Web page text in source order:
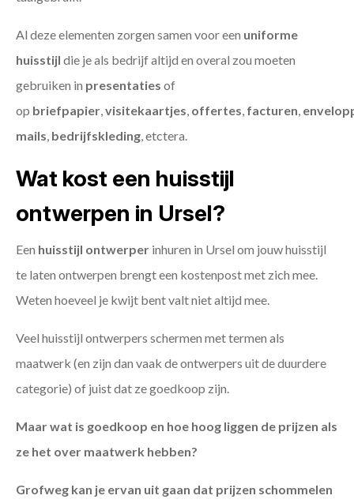
Al deze elementen zorgen samen voor een uniforme
huisstijl die je als bedrijf altijd en overal zou moeten
gebruiken in presentaties of
op briefpapier,visitekaartjes, offertes, facturen,
mails, bedrijfskleding, etctera.
Wat kost een huisstijl
ontwerpen in Ursel?
Een huisstijl ontwerper inhuren in Ursel om jouw huisstijl
te laten ontwerpen brengt een kostenpost met zich mee.
Weten hoeveel je kwijt bent valt niet altijd mee.
Veel huisstijl ontwerpers schermen met termen als
maatwerk (en zijn dan vaak de ontwerpers uit de duurdere
categorie) of juist dat ze goedkoop zijn.
Maar wat is goedkoop en hoe hoog liggen de prijzen als
ze het over maatwerk hebben?
Grofweg kan je ervan uit gaan dat prijzen schommelen